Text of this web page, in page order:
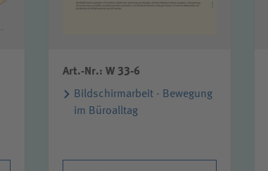
Art.-Nr.: W 33-6
Bildschirmarbeit - Bewegung
im Büroalltag